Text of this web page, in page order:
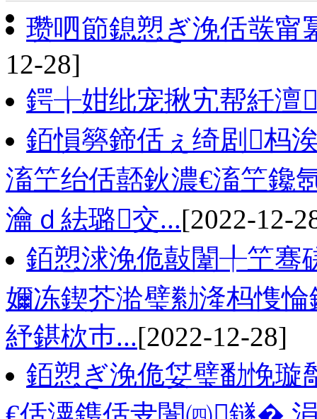
瓒呬節鎴愬ぎ浼佸彂
12-28]
鍔╁姏纰宠揪宄帮紝澶
銆愪簩鍗佸ぇ绮剧杩
滀笁绐佸嚭鈥濃€滀笁鑱
瀹ｄ紶璐交...[2022-12-
銆愬浗浼佹敼闈╀笁骞
嬭冻鍥芥湁璧勬湰杩愯
紓鍖栨巿...[2022-12-28]
銆愬ぎ浼佹姇璧勫悗璇